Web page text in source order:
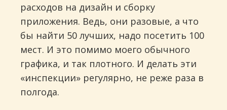
расходов на дизайн и сборку
приложения. Ведь, они разовые, а что
бы найти 50 лучших, надо посетить 100
мест. И это помимо моего обычного
графика, и так плотного. И делать эти
«инспекции» регулярно, не реже раза в
полгода.